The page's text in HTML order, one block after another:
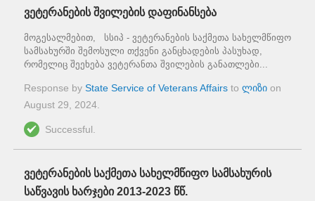
ვეტერანების შვილების დაფინანსება
მოგესალმებით, სსიპ - ვეტერანების საქმეთა სახელმწიფო
სამსახურში შემოსული თქვენი განცხადების პასუხად,
რომელიც შეეხება ვეტერანთა შვილების განათლები...
Response by State Service of Veterans Affairs to ლიზი on
August 29, 2024
Successful.
ვეტერანების საქმეთა სახელმწიფო სამსახურის
საწვავის ხარჯები 2013-2023 წწ.